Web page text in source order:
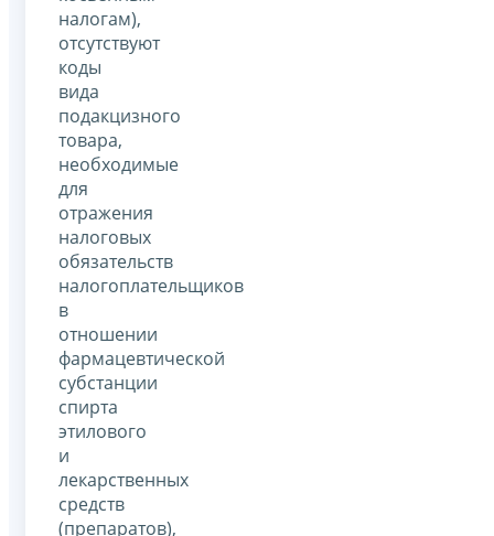
налогам),
отсутствуют
коды
вида
подакцизного
товара,
необходимые
для
отражения
налоговых
обязательств
налогоплательщиков
в
отношении
фармацевтической
субстанции
спирта
этилового
и
лекарственных
средств
(препаратов),